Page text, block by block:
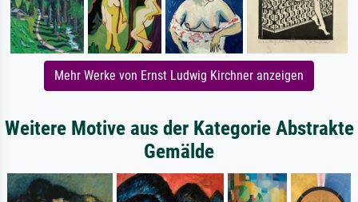
Mehr Werke von Ernst Ludwig Kirchner anzeigen
Weitere Motive aus der Kategorie Abstrakte
Gemälde